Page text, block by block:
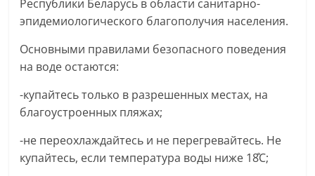
Республики Беларусь в области санитарно-
эпидемиологического благополучия населения.
Основными правилами безопасного поведения
на воде остаются:
-купайтесь только в разрешенных местах, на
благоустроенных пляжах;
-не переохлаждайтесь и не перегревайтесь. Не
купайтесь, если температура воды ниже 18̊С;